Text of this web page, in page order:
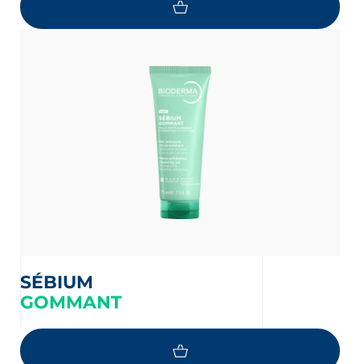
et nouveautés produits par
protection de vos données personnelles,
protection des données personnelles
SÉBIUM
GOMMANT